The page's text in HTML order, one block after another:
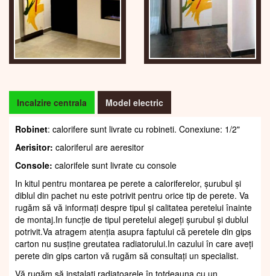
Incalzire centrala Model electric
Robinet: calorifere sunt livrate cu robineti. Conexiune: 1/2"
Aerisitor: caloriferul are aeresitor
Console: calorifele sunt livrate cu console
In kitul pentru montarea pe perete a caloriferelor, șurubul și
diblul din pachet nu este potrivit pentru orice tip de perete. Va
rugăm să vă informați despre tipul și calitatea peretelui înainte
de montaj.In funcție de tipul peretelui alegeți șurubul și dublul
potrivit.Va atragem atenția asupra faptului că peretele din gips
carton nu susține greutatea radiatorului.In cazului în care aveți
perete din gips carton vă rugăm să consultați un specialist.